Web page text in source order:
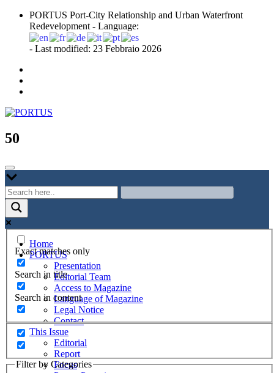
Skip
content
PORTUS Port-City Relationship and Urban Waterfront
Redevelopment - Language:
- Last modified: 23 Febbraio 2026
PORTUS
Port-city Relationship and Urban Waterfront Redevelopment
50
Exact matches only
Search in title
Search in content
Filter by Categories
Home
PORTUS
Presentation
Editorial Team
Access to Magazine
Language of Magazine
Legal Notice
Contact
This Issue
Editorial
Report
Focus